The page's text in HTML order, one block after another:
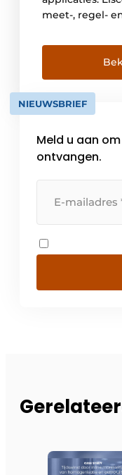
meet-, regel-
continuïteit
applicaties.
wij ook de
toepassingen
probleemloos
NIEUWSBRIEF
Meld u aan
ontvangen.